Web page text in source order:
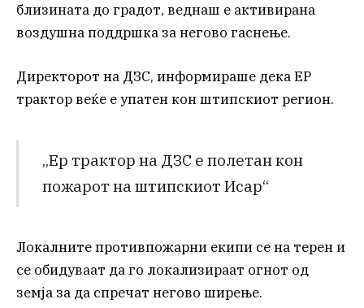
близината до градот, веднаш е активирана
воздушна поддршка за негово гаснење.
Директорот на ДЗС, информираше дека ЕР
трактор веќе е упатен кон штипскиот регион.
„Ер трактор на ДЗС е полетан кон
пожарот на штипскиот Исар“
Локалните противпожарни екипи се на терен и
се обидуваат да го локализираат огнот од
земја за да спречат негово ширење.